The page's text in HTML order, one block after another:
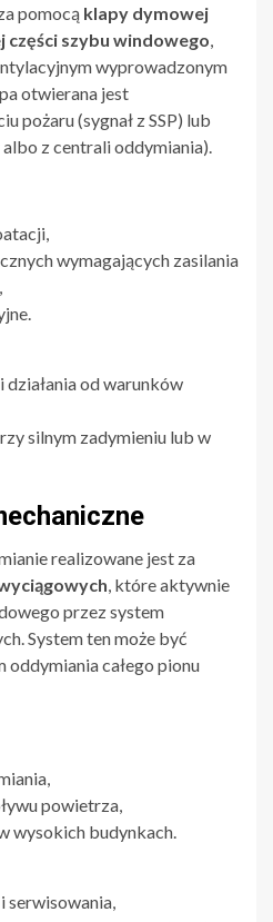
pomocą klapy dymowej
szybu windowego,
wyprowadzonym
otwierana jest
pożaru (sygnał z SSP) lub
z centrali oddymiania).
wymagających zasilania
działania od warunków
silnym zadymieniu lub w
realizowane jest za
, które aktywnie
przez system
System ten może być
oddymiania całego pionu
powietrza,
wysokich budynkach.
serwisowania,